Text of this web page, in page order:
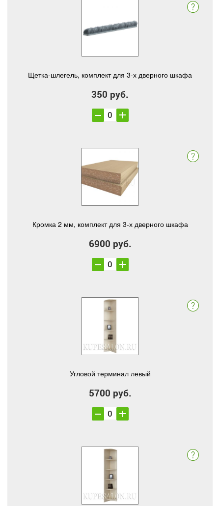
Щетка-шлегель, комплект для 3-х дверного шкафа
350 руб.
Кромка 2 мм, комплект для 3-х дверного шкафа
6900 руб.
Угловой терминал левый
5700 руб.